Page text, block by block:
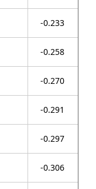
-0.233
-0.258
-0.270
-0.291
-0.297
-0.306